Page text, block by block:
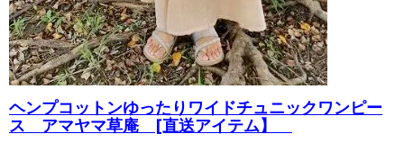
ヘンプコットンゆったりワイドチュニックワンピー
ス アマヤマ草庵 [直送アイテム】